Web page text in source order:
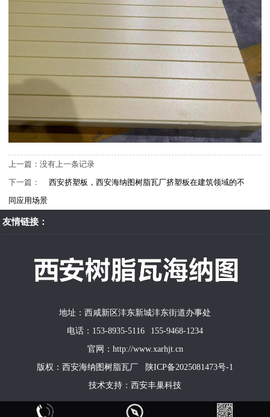
上一篇：没有上一条记录
下一篇：
西安挤塑板，西安海纳图树脂瓦厂挤塑板在建筑领域的不
同应用场景
友情链接：
地址：西咸新区沣东新城沣东街道办事处
电话：153-8935-5116 155-9468-1234
官网：http://www.xarhjt.cn
版权：西安海纳图树脂瓦厂
陕ICP备2025081473号-1
技术支持： 西安丰巢科技